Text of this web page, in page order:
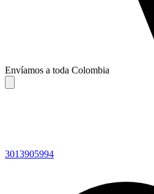
Envíamos a toda Colombia
3013905994